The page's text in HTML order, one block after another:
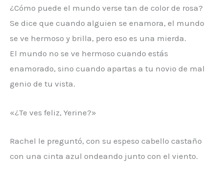
¿Cómo puede el mundo verse tan de color de rosa?
Se dice que cuando alguien se enamora, el mundo
se ve hermoso y brilla, pero eso es una mierda.
El mundo no se ve hermoso cuando estás
enamorado, sino cuando apartas a tu novio de mal
genio de tu vista.
«¿Te ves feliz, Yerine?»
Rachel le preguntó, con su espeso cabello castaño
con una cinta azul ondeando junto con el viento.